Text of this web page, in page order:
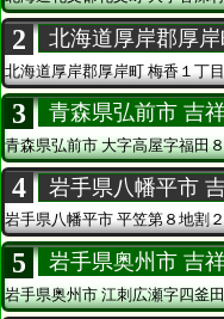
2 北海道厚岸郡厚
北海道厚岸郡厚岸町 梅香１丁
3 青森県弘前市 吉
青森県弘前市大字高屋字福田
4 岩手県八幡平市
岩手県八幡平市平笠第８地割
5 岩手県奥州市 吉
岩手県奥州市江刺広瀬字四釜